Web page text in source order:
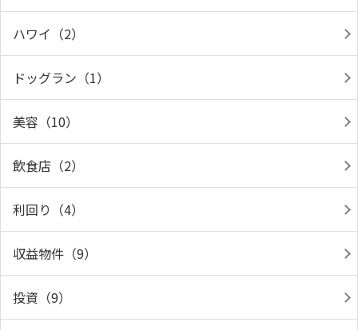
ハワイ（2）
ドッグラン（1）
美容（10）
飲食店（2）
利回り（4）
収益物件（9）
投資（9）